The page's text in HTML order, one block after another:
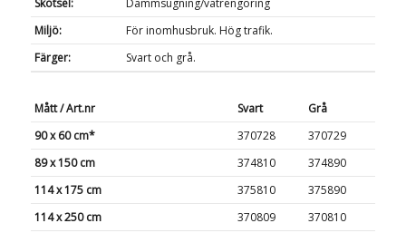
Skötsel:
Dammsugning/våtrengöring
Miljö:
För inomhusbruk. Hög trafik.
Färger:
Svart och grå.
Mått / Art.nr Svart
Grå
90 x 60 cm*
370728
370729
89 x 150 cm
374810
374890
114 x 175 cm
375810
375890
114 x 250 cm
370809
370810